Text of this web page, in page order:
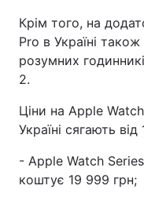
Крім того, на
Pro в Україні також
розумних
2.
Ціни на Apple
Україні сягають
- Apple Watch
коштує 19 999 грн;